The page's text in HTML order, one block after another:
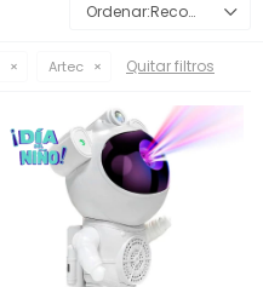
Recomendados
Artec Quitar filtros